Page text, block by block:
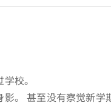
校。
。 甚至没有察觉新